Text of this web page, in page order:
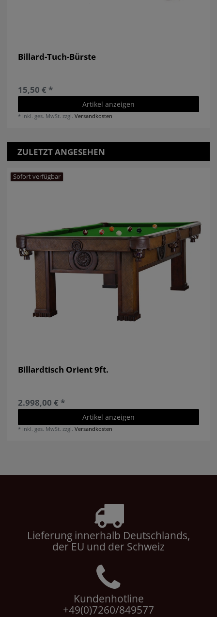
Billard-Tuch-Bürste
15,50 € *
Artikel anzeigen
* inkl. ges. MwSt. zzgl.Versandkosten
ZULETZT ANGESEHEN
Sofort verfügbar
Billardtisch Orient 9ft.
2.998,00 € *
Artikel anzeigen
* inkl. ges. MwSt. zzgl.Versandkosten
Lieferung innerhalb Deutschlands,
der EU und der Schweiz
Kundenhotline
+49(0)7260/849577